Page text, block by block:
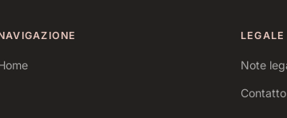
LEGALE
Note
Contatto